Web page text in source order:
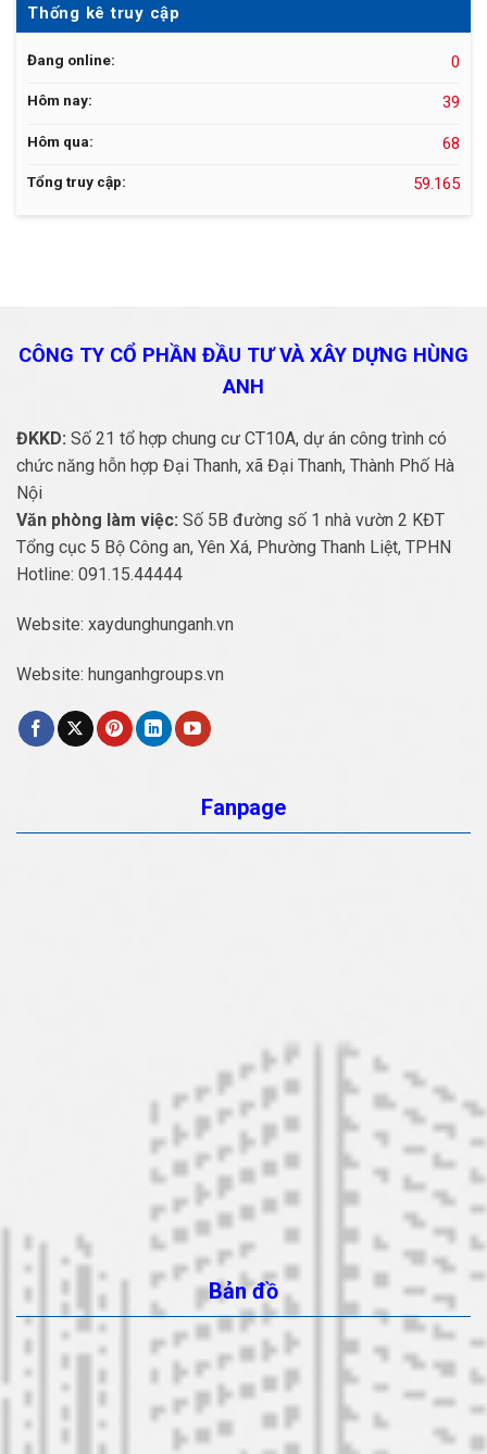
Thống kê truy cập
Đang online: 0
Hôm nay: 39
Hôm qua: 68
Tổng truy cập: 59.165
CÔNG TY CỔ PHẦN ĐẦU TƯ VÀ XÂY DỰNG HÙNG
ANH
ĐKKD: Số 21 tổ hợp chung cư CT10A, dự án công trình có
chức năng hỗn hợp Đại Thanh, xã Đại Thanh, Thành Phố Hà
Nội
Văn phòng làm việc: Số 5B đường số 1 nhà vườn 2 KĐT
Tổng cục 5 Bộ Công an, Yên Xá, Phường Thanh Liệt, TPHN
Hotline: 091.15.44444
Website: xaydunghunganh.vn
Website: hunganhgroups.vn
Fanpage
Bản đồ